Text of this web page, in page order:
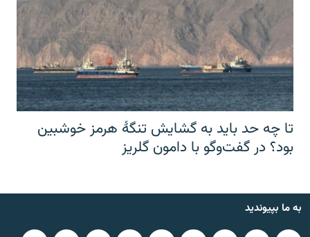
تا چه حد باید به گشایش تنگهٔ هرمز خوشبین
بود؟ در گفت‌وگو با دامون گلریز
به ما بپیوندید